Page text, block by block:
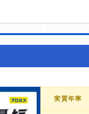
実質年率